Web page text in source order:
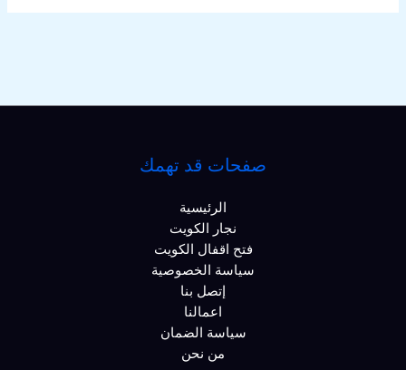
صفحات قد تهمك
الرئيسية
نجار الكويت
فتح اقفال الكويت
سياسة الخصوصية
إتصل بنا
اعمالنا
سياسة الضمان
من نحن